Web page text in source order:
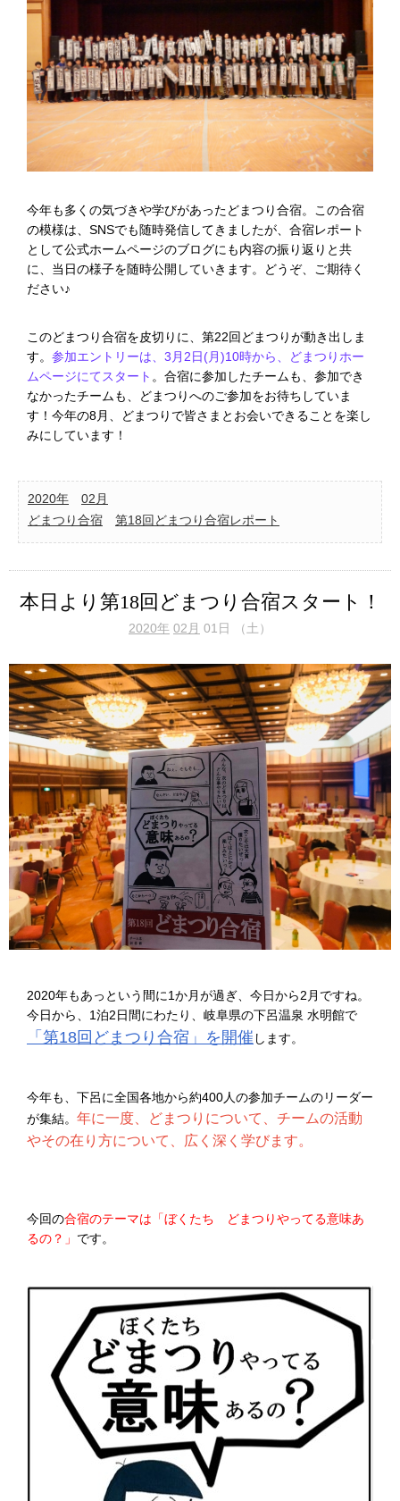
今年も多くの気づきや学びがあったどまつり合宿。この合宿
の模様は、SNSでも随時発信してきましたが、合宿レポート
として公式ホームページのブログにも内容の振り返りと共
に、当日の様子を随時公開していきます。どうぞ、ご期待く
ださい♪
このどまつり合宿を皮切りに、第22回どまつりが動き出しま
す。 参加エントリーは、3月2日(月)10時から、どまつりホー
ムページにてスタート 。合宿に参加したチームも、参加でき
なかったチームも、どまつりへのご参加をお待ちしていま
す！今年の8月、どまつりで皆さまとお会いできることを楽し
みにしています！
2020年
02月
どまつり合宿
第18回どまつり合宿レポート
本日より第18回どまつり合宿スタート！
2020年 02月 01日 （土）
2020年もあっという間に1か月が過ぎ、今日から2月ですね。
今日から、1泊2日間にわたり、岐阜県の下呂温泉 水明館で
「第18回どまつり合宿」を開催 します。
今年も、下呂に全国各地から約400人の参加チームのリーダー
が集結。 年に一度、どまつりについて、チームの活動
やその在り方について、広く深く学びます。
今回の合宿のテーマは「ぼくたち どまつりやってる意味あ
るの？」 です。